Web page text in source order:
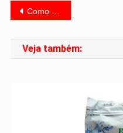
Navegação
de
Post
Como Cuidar do Peixe Kinguio Oranda: Guia Completo para Iniciantes e Aquaristas Experientes
Veja também: